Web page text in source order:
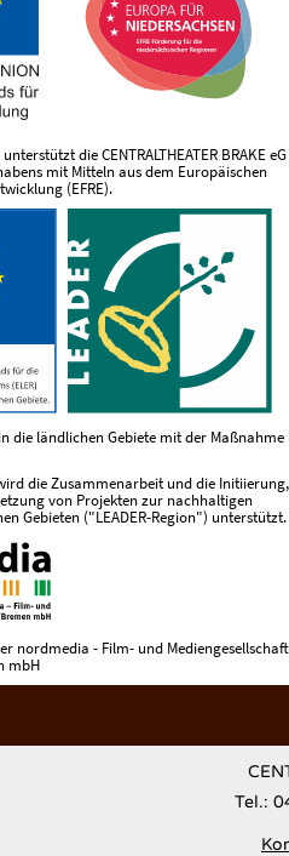
die CENTRALTHEATER BRAKE
mit Mitteln aus dem Europäischen
(EFRE).
die ländlichen Gebiete mit der Maßnahme
die Zusammenarbeit und die Initiierung,
von Projekten zur nachhaltigen
Gebieten ("LEADER-Region") unterstützt.
nordmedia - Film- und Mediengesellschaft
mbH
Tel.: